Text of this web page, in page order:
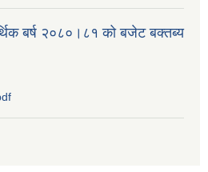
बर्ष २०८०।८१ को बजेट बक्तब्य